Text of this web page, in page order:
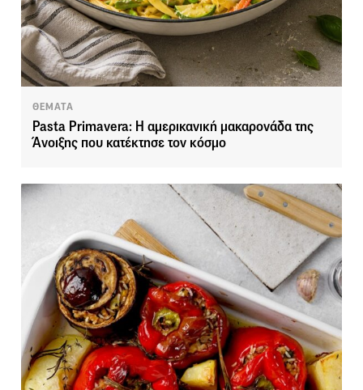
ΘΕΜΑΤΑ
Pasta Primavera: Η αμερικανική μακαρονάδα της
Άνοιξης που κατέκτησε τον κόσμο